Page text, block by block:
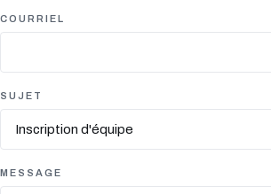
COURRIEL
SUJET
MESSAGE